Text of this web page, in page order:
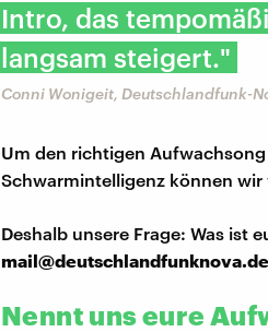
Intro, das
langsam steigert."
Conni Wonigeit, Deutschlandfunk-
Um den richtigen
Schwarmintelligenz können
Deshalb unsere Frage: Was ist
Nennt uns eure